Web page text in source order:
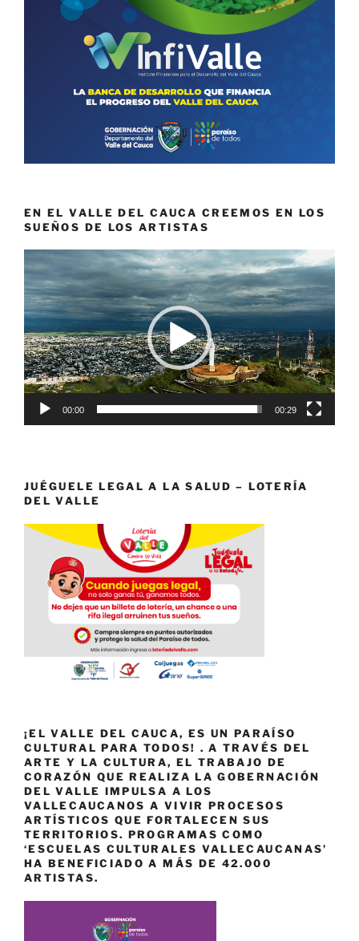
EN EL VALLE DEL CAUCA CREEMOS EN LOS
SUEÑOS DE LOS ARTISTAS
Reproductor
de
vídeo
00:00 00:29
JUÉGUELE LEGAL A LA SALUD – LOTERÍA
DEL VALLE
¡EL VALLE DEL CAUCA, ES UN PARAÍSO
CULTURAL PARA TODOS! . A TRAVÉS DEL
ARTE Y LA CULTURA, EL TRABAJO DE
CORAZÓN QUE REALIZA LA GOBERNACIÓN
DEL VALLE IMPULSA A LOS
VALLECAUCANOS A VIVIR PROCESOS
ARTÍSTICOS QUE FORTALECEN SUS
TERRITORIOS. PROGRAMAS COMO
‘ESCUELAS CULTURALES VALLECAUCANAS’
HA BENEFICIADO A MÁS DE 42.000
ARTISTAS.